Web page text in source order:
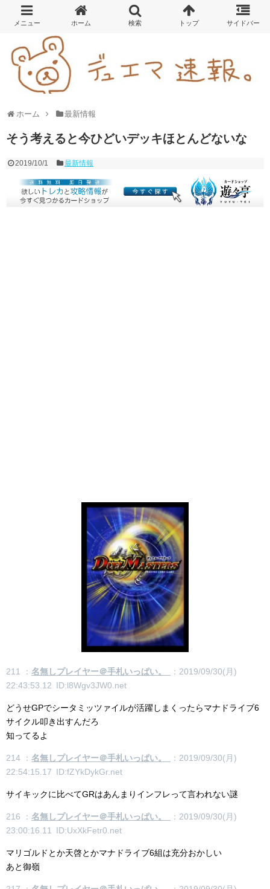
ホーム 最新情報
そう考えると今ひどいデッキほとんどないな
2019/10/1 最新情報
211 ： 名無しプレイヤー＠手札いっぱい。
：2019/09/30(月)
22:43:53.12 ID:l8Wgv3JW0.net
どうせGPでシータミッツァイルが活躍しまくったらマナドライブ6
サイクル叩き出すんだろ
知ってるよ
214 ： 名無しプレイヤー＠手札いっぱい。
：2019/09/30(月)
22:54:15.17 ID:fZYkDykGr.net
サイキックに比べてGRはあんまりインフレって言われない謎
216 ： 名無しプレイヤー＠手札いっぱい。
：2019/09/30(月)
23:00:16.11 ID:UxXkFetr0.net
マリゴルドとか天啓とかマナドライブ6組は充分おかしい
あと御嶺